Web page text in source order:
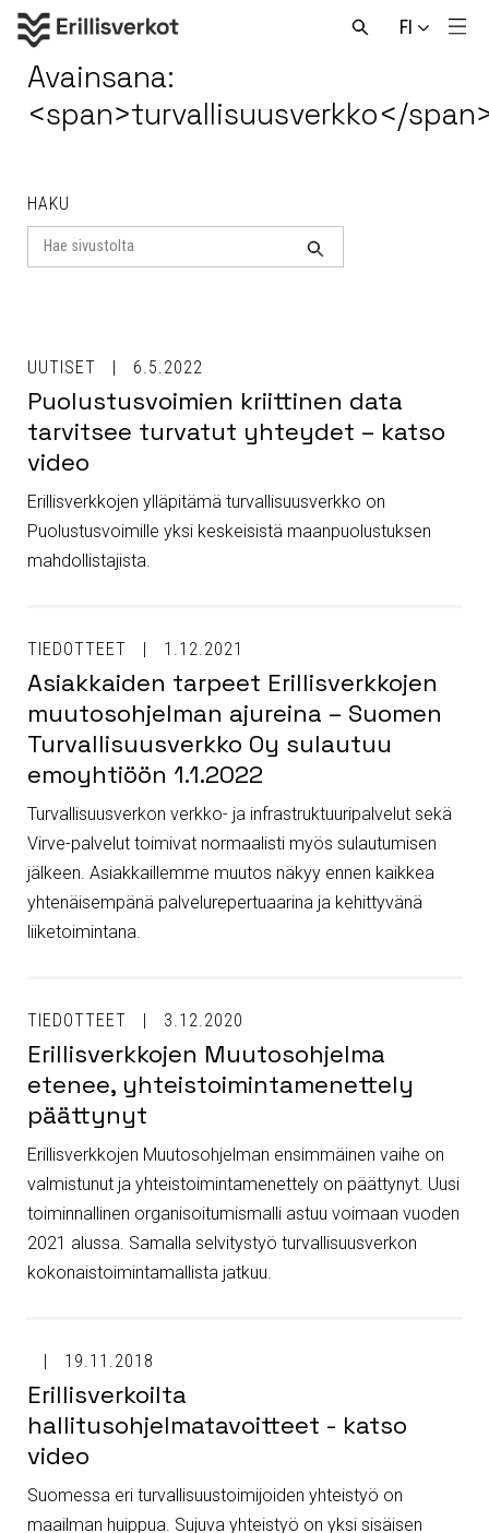
FI
Avaa
Avainsana:
<span>turvallisuusverkko</
HAKU
Search
for
Haku
UUTISET 6.5.2022
Puolustusvoimien kriittinen data
tarvitsee turvatut yhteydet – katso
video
Erillisverkkojen ylläpitämä turvallisuusverkko on
Puolustusvoimille yksi keskeisistä maanpuolustuksen
mahdollistajista.
TIEDOTTEET 1.12.2021
Asiakkaiden tarpeet Erillisverkkojen
muutosohjelman ajureina – Suomen
Turvallisuusverkko Oy sulautuu
emoyhtiöön 1.1.2022
Turvallisuusverkon verkko- ja infrastruktuuripalvelut sekä
Virve-palvelut toimivat normaalisti myös sulautumisen
jälkeen. Asiakkaillemme muutos näkyy ennen kaikkea
yhtenäisempänä palvelurepertuaarina ja kehittyvänä
liiketoimintana.
TIEDOTTEET 3.12.2020
Erillisverkkojen Muutosohjelma
etenee, yhteistoimintamenettely
päättynyt
Erillisverkkojen Muutosohjelman ensimmäinen vaihe on
valmistunut ja yhteistoimintamenettely on päättynyt. Uusi
toiminnallinen organisoitumismalli astuu voimaan vuoden
2021 alussa. Samalla selvitystyö turvallisuusverkon
kokonaistoimintamallista jatkuu.
19.11.2018
Erillisverkoilta
hallitusohjelmatavoitteet - katso
video
Suomessa eri turvallisuustoimijoiden yhteistyö on
maailman huippua. Sujuva yhteistyö on yksi sisäisen